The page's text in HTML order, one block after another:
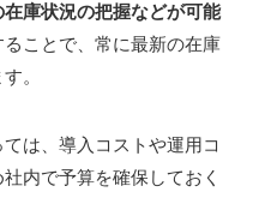
庫状況の把握などが可能
ことで、常に最新の在庫
。
は、導入コストや運用コ
内で予算を確保しておく